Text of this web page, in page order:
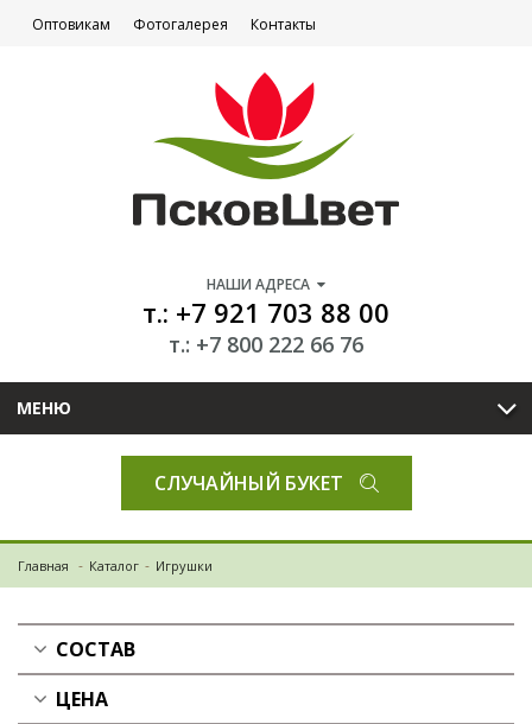
Оптовикам Фотогалерея Контакты
НАШИ АДРЕСА
т.: +7 921 703 88 00
т.: +7 800 222 66 76
МЕНЮ
СЛУЧАЙНЫЙ БУКЕТ
Главная Каталог Игрушки
СОСТАВ
ЦЕНА